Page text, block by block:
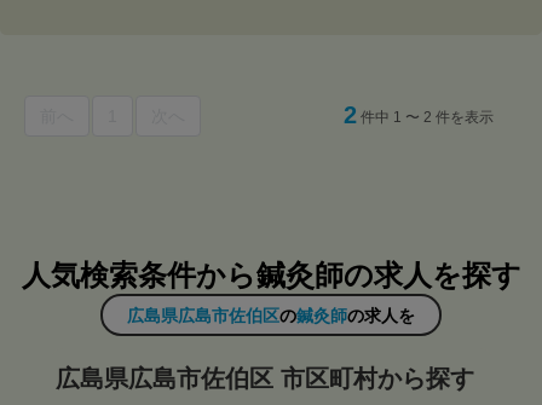
2 件中 1 〜 2 件を表示
人気検索条件から鍼灸師の求人を探す
広島県広島市佐伯区の鍼灸師の求人を
広島県広島市佐伯区 市区町村から探す